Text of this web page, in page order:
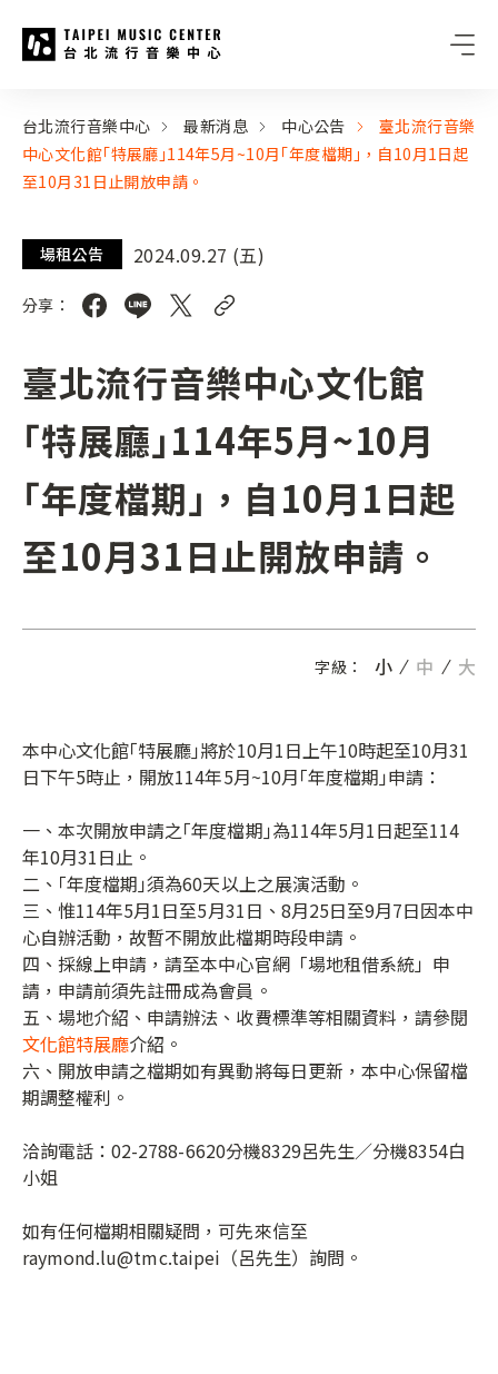
:::
台北流行音樂中心 最新消息 中心公告
臺北流行音樂
中心文化館｢特展廳｣114年5月~10月｢年度檔期｣，自10月1日起
至10月31日止開放申請。
場租公告 2024.09.27 (五)
分享：
臺北流行音樂中心文化館
｢特展廳｣114年5月~10月
｢年度檔期｣，自10月1日起
至10月31日止開放申請。
字級： 小 中 大
本中心文化館｢特展廳｣將於10月1日上午10時起至10月31
日下午5時止，開放114年5月~10月｢年度檔期｣申請：
一、本次開放申請之｢年度檔期｣為114年5月1日起至114
年10月31日止。
二、｢年度檔期｣須為60天以上之展演活動。
三、惟114年5月1日至5月31日、8月25日至9月7日因本中
心自辦活動，故暫不開放此檔期時段申請。
四、採線上申請，請至本中心官網「場地租借系統」申
請，申請前須先註冊成為會員。
五、場地介紹、申請辦法、收費標準等相關資料，請參閱
文化館特展廳介紹。
六、開放申請之檔期如有異動將每日更新，本中心保留檔
期調整權利。
洽詢電話：02-2788-6620分機8329呂先生／分機8354白
小姐
如有任何檔期相關疑問，可先來信至
raymond.lu@tmc.taipei（呂先生）詢問。